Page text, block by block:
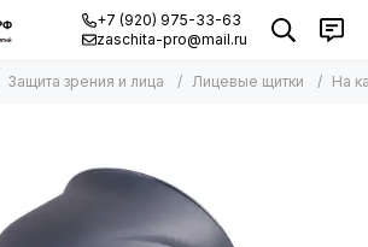
+7 (920) 975-33-63
zaschita-pro@mail.ru
Защита зрения и лица Лицевые щитки На